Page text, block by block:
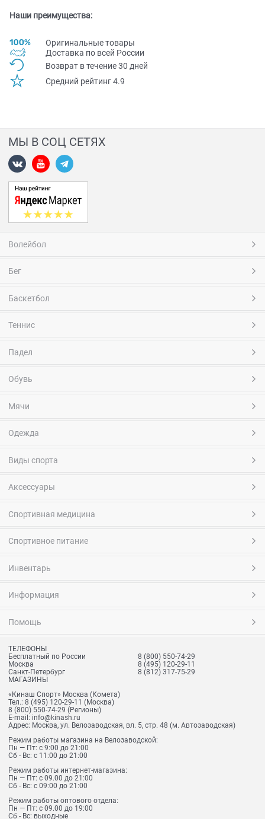
Наши преимущества:
Оригинальные товары
Доставка по всей Pоссии
Возврат в течение 30 дней
Средний рейтинг 4.9
МЫ В СОЦ СЕТЯХ
Волейбол
Бег
Баскетбол
Теннис
Падел
Обувь
Мячи
Одежда
Виды спорта
Аксессуары
Спортивная медицина
Спортивное питание
Инвентарь
Информация
Помощь
ТЕЛЕФОНЫ
Бесплатный по России
8 (800) 550-74-29
Москва
8 (495) 120-29-11
Санкт-Петербург
8 (812) 317-75-29
МАГАЗИНЫ
«Кинаш Спорт» Москва (Комета)
Тел.: 8 (495) 120-29-11 (Москва)
8 (800) 550-74-29 (Регионы)
E-mail: info@kinash.ru
Адрес: Москва, ул. Велозаводская, вл. 5, стр. 48 (м. Автозаводская)
Режим работы магазина на Велозаводской:
Пн — Пт: с 9:00 до 21:00
Сб - Вс: с 11:00 до 21:00
Режим работы интернет-магазина:
Пн — Пт: с 09.00 до 21:00
Сб - Вс: с 09:00 до 21:00
Режим работы оптового отдела:
Пн — Пт: с 09.00 до 19:00
Сб - Вс: выходные